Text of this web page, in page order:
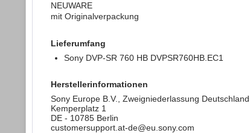
NEUWARE
mit Originalverpackung
Lieferumfang
Sony DVP-SR 760 HB DVPSR760HB.EC1
Herstellerinformationen
Sony Europe B.V., Zweigniederlassung Deutschland
Kemperplatz 1
DE - 10785 Berlin
customersupport.at-de@eu.sony.com